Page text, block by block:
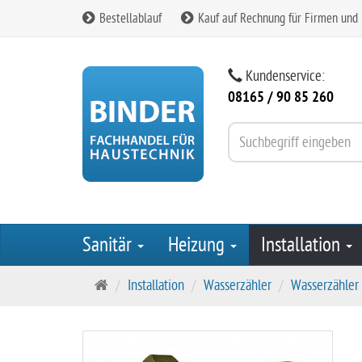
Bestellablauf Kauf auf Rechnung für Firmen und
Kundenservice:
08165 / 90 85 260
Sanitär Heizung Installation
S
a
Installation Wasserzähler